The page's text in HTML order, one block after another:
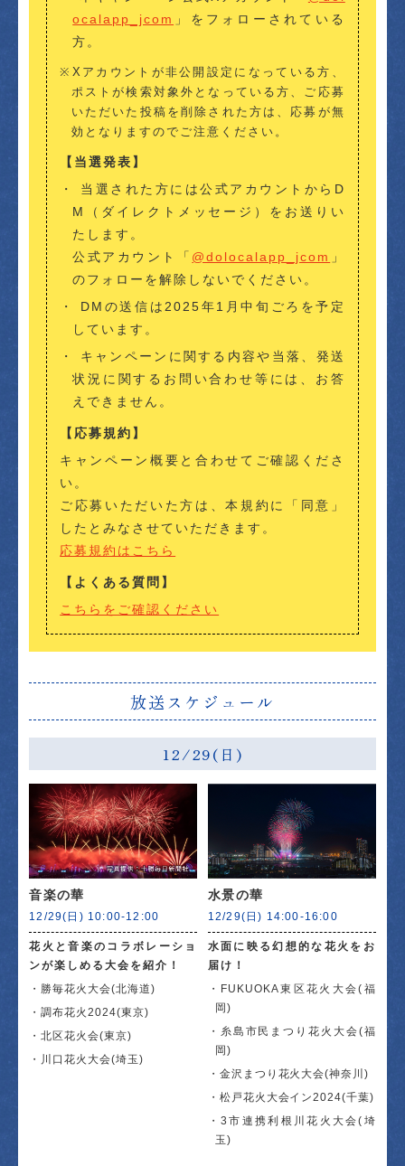
ocalapp_jcom 」をフォローされている
方。
※Xアカウントが非公開設定になっている方、
ポストが検索対象外となっている方、ご応募
いただいた投稿を削除された方は、応募が無
効となりますのでご注意ください。
【当選発表】
当選された方には公式アカウントからD
M（ダイレクトメッセージ）をお送りい
たします。
公式アカウント「 @dolocalapp_jcom 」
のフォローを解除しないでください。
DMの送信は2025年1月中旬ごろを予定
しています。
キャンペーンに関する内容や当落、発送
状況に関するお問い合わせ等には、お答
えできません。
【応募規約】
キャンペーン概要と合わせてご確認くださ
い。
ご応募いただいた方は、本規約に「同意」
したとみなさせていただきます。
応募規約はこちら
【よくある質問】
こちらをご確認ください
放送スケジュール
12/29(日)
音楽の華
12/29(日) 10:00-12:00
花火と音楽のコラボレーショ
ンが楽しめる大会を紹介！
勝毎花火大会(北海道)
調布花火2024(東京)
北区花火会(東京)
川口花火大会(埼玉)
水景の華
12/29(日) 14:00-16:00
水面に映る幻想的な花火をお
届け！
FUKUOKA東区花火大会(福
岡)
糸島市民まつり花火大会(福
岡)
金沢まつり花火大会(神奈川)
松戸花火大会イン2024(千葉)
3市連携利根川花火大会(埼
玉)